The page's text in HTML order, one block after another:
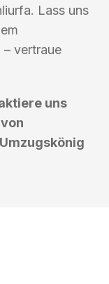
Lass uns
– vertraue
uns